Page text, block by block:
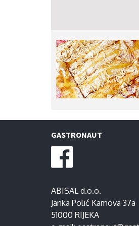
GASTRONAUT
ABISAL d.o.o.
Janka Polić Kamova 37a
51000 RIJEKA